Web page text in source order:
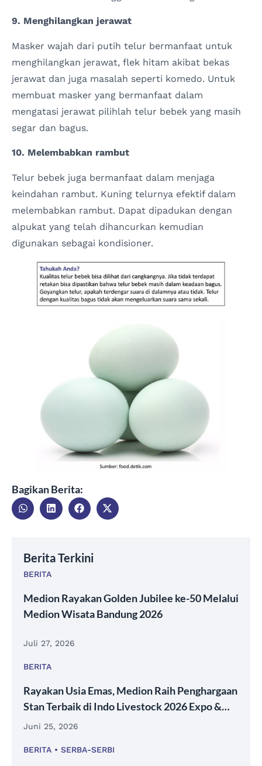
9. Menghilangkan jerawat
Masker wajah dari putih telur bermanfaat untuk
menghilangkan jerawat, flek hitam akibat bekas
jerawat dan juga masalah seperti komedo. Untuk
membuat masker yang bermanfaat dalam
mengatasi jerawat pilihlah telur bebek yang masih
segar dan bagus.
10. Melembabkan rambut
Telur bebek juga bermanfaat dalam menjaga
keindahan rambut. Kuning telurnya efektif dalam
melembabkan rambut. Dapat dipadukan dengan
alpukat yang telah dihancurkan kemudian
digunakan sebagai kondisioner.
Bagikan Berita:
Berita Terkini
BERITA
Medion Rayakan Golden Jubilee ke-50 Melalui
Medion Wisata Bandung 2026
Juli 27, 2026
BERITA
Rayakan Usia Emas, Medion Raih Penghargaan
Stan Terbaik di Indo Livestock 2026 Expo &
Forum
Juni 25, 2026
BERITA SERBA-SERBI